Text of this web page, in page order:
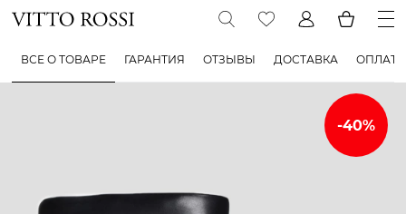
ВСЕ О ТОВАРЕ ГАРАНТИЯ ОТЗЫВЫ ДОСТАВКА ОПЛАТА